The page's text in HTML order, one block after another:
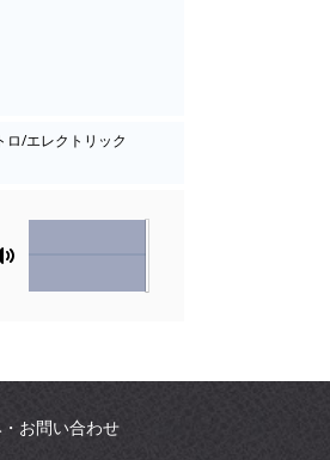
/エレクトリック
Mute
Volume
お問い合わせ